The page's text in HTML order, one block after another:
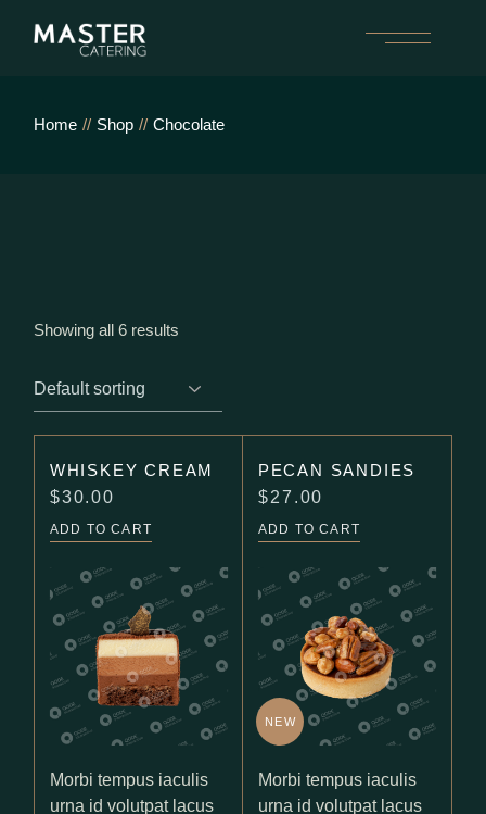
Home Shop Chocolate
Showing all 6 results
WHISKEY CREAM
$30.00
ADD TO CART
Morbi tempus iaculis
urna id volutpat lacus
PECAN SANDIES
$27.00
ADD TO CART
NEW
Morbi tempus iaculis
urna id volutpat lacus